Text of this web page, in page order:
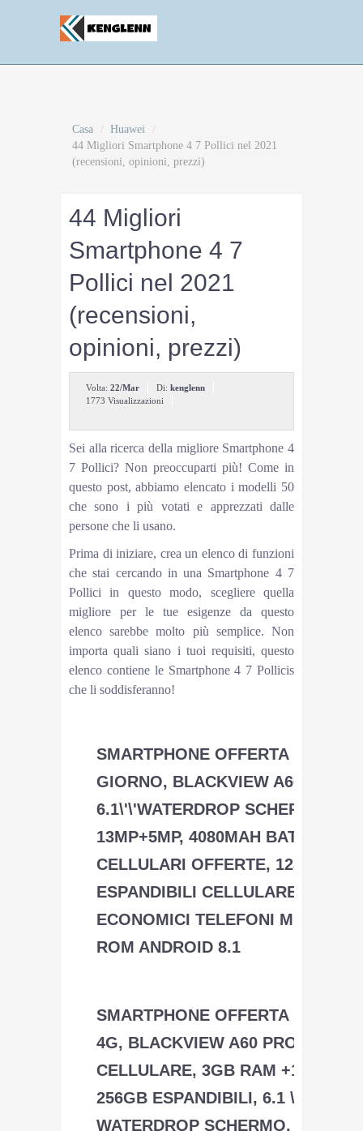
Casa / Huawei /
44 Migliori Smartphone 4 7 Pollici nel 2021
(recensioni, opinioni, prezzi)
44 Migliori
Smartphone 4 7
Pollici nel 2021
(recensioni,
opinioni, prezzi)
Volta: 22/Mar Di: kenglenn
1773 Visualizzazioni
Sei alla ricerca della migliore Smartphone 4
7 Pollici? Non preoccuparti più! Come in
questo post, abbiamo elencato i modelli 50
che sono i più votati e apprezzati dalle
persone che li usano.
Prima di iniziare, crea un elenco di funzioni
che stai cercando in una Smartphone 4 7
Pollici in questo modo, scegliere quella
migliore per le tue esigenze da questo
elenco sarebbe molto più semplice. Non
importa quali siano i tuoi requisiti, questo
elenco contiene le Smartphone 4 7 Pollicis
che li soddisferanno!
SMARTPHONE OFFERTA DEL
GIORNO, BLACKVIEW A60
6.1\'\'WATERDROP SCHERMO,
13MP+5MP, 4080MAH BATTERIA
CELLULARI OFFERTE, 128GB
ESPANDIBILI CELLULARE, DUAL
ECONOMICI TELEFONI MOBILE,
ROM ANDROID 8.1
SMARTPHONE OFFERTA DEL
4G, BLACKVIEW A60 PRO
CELLULARE, 3GB RAM +16GB
256GB ESPANDIBILI, 6.1 \'\'HD+
WATERDROP SCHERMO,